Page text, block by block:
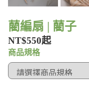
藺編扇 | 藺子
NT$550起
商品規格